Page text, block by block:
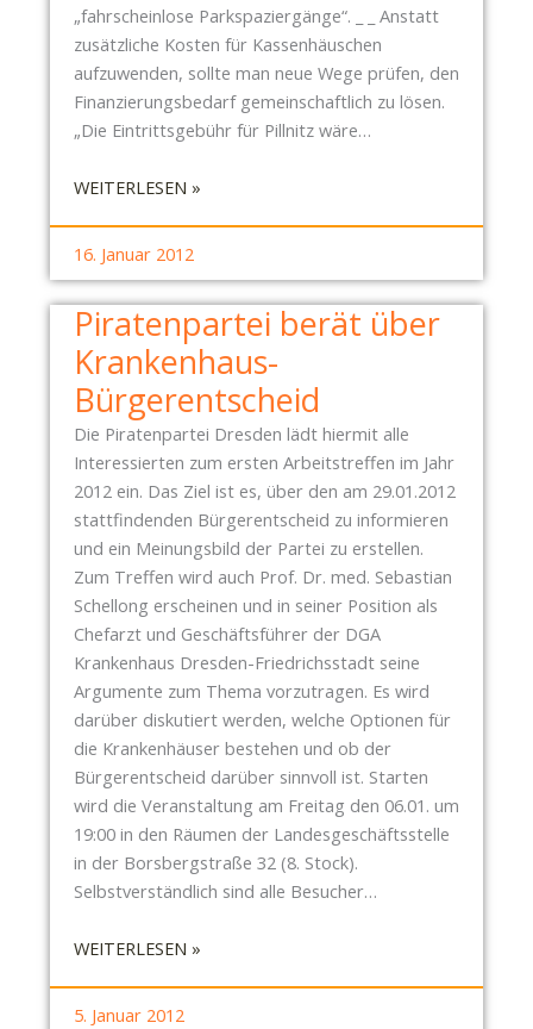
E
I
E
K
R
A
N
A
U
S
-
B
Ü
R
G
E
R
E
N
T
S
C
H
E
I
D
2
.
0
„fahrscheinlose Parkspaziergänge“. _ _ Anstatt
zusätzliche Kosten für Kassenhäuschen
aufzuwenden, sollte man neue Wege prüfen, den
Finanzierungsbedarf gemeinschaftlich zu lösen.
„Die Eintrittsgebühr für Pillnitz wäre…
WEITERLESEN »:
L
O
S
P
A
R
K
P
I
L
L
N
I
T
Z
I
S
T
Ö
F
F
N
T
16. Januar 2012
Piratenpartei berät über
Krankenhaus-
Bürgerentscheid
Die Piratenpartei Dresden lädt hiermit alle
Interessierten zum ersten Arbeitstreffen im Jahr
2012 ein. Das Ziel ist es, über den am 29.01.2012
stattfindenden Bürgerentscheid zu informieren
und ein Meinungsbild der Partei zu erstellen.
Zum Treffen wird auch Prof. Dr. med. Sebastian
Schellong erscheinen und in seiner Position als
Chefarzt und Geschäftsführer der DGA
Krankenhaus Dresden-Friedrichsstadt seine
Argumente zum Thema vorzutragen. Es wird
darüber diskutiert werden, welche Optionen für
die Krankenhäuser bestehen und ob der
Bürgerentscheid darüber sinnvoll ist. Starten
wird die Veranstaltung am Freitag den 06.01. um
19:00 in den Räumen der Landesgeschäftsstelle
in der Borsbergstraße 32 (8. Stock).
Selbstverständlich sind alle Besucher…
WEITERLESEN »:
5. Januar 2012